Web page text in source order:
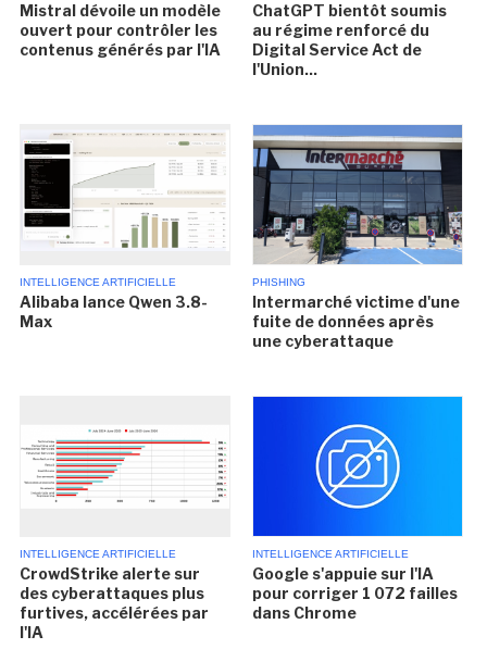
Mistral dévoile un modèle
ouvert pour contrôler les
contenus générés par l'IA
ChatGPT bientôt soumis
au régime renforcé du
Digital Service Act de
l'Union...
INTELLIGENCE ARTIFICIELLE
Alibaba lance Qwen 3.8-
Max
PHISHING
Intermarché victime d'une
fuite de données après
une cyberattaque
INTELLIGENCE ARTIFICIELLE
CrowdStrike alerte sur
des cyberattaques plus
furtives, accélérées par
l'IA
INTELLIGENCE ARTIFICIELLE
Google s'appuie sur l'IA
pour corriger 1 072 failles
dans Chrome